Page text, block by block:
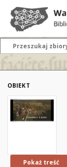
OBIEKT
Pokaż treść